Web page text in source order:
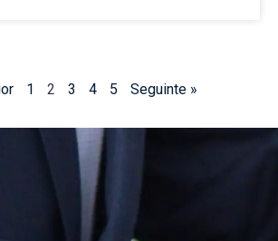
1 2 3 4 5 Seguinte »